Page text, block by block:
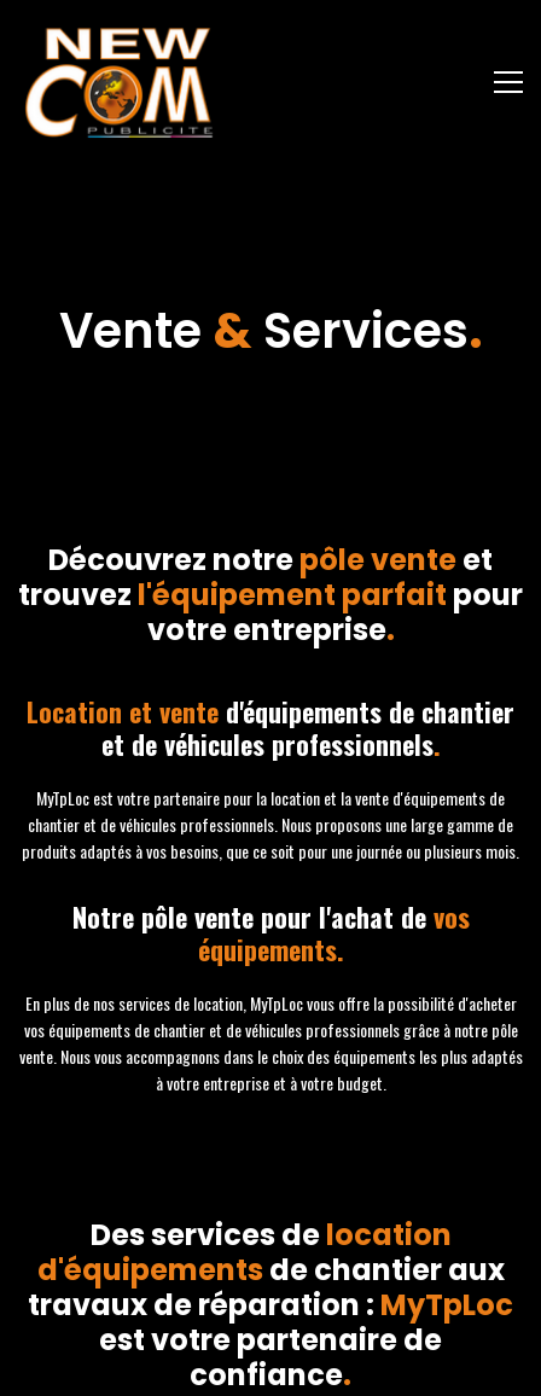
Vente &Services.
Découvrez notrepôle venteet
trouvez l'équipement parfait pour
votre entreprise.
Location et vente d'équipements de chantier
et de véhicules professionnels.
MyTpLoc est votre partenaire pour la location et la vente d'équipements de
chantier et de véhicules professionnels. Nous proposons une large gamme de
produits adaptés à vos besoins, que ce soit pour une journée ou plusieurs mois.
Notre pôle vente pour l'achat devos
équipements.
En plus de nos services de location, MyTpLoc vous offre la possibilité d'acheter
vos équipements de chantier et de véhicules professionnels grâce à notre pôle
vente. Nous vous accompagnons dans le choix des équipements les plus adaptés
à votre entreprise et à votre budget.
Des services delocation
d'équipementsde chantier aux
travaux de réparation : MyTpLoc
est votre partenaire de
confiance.